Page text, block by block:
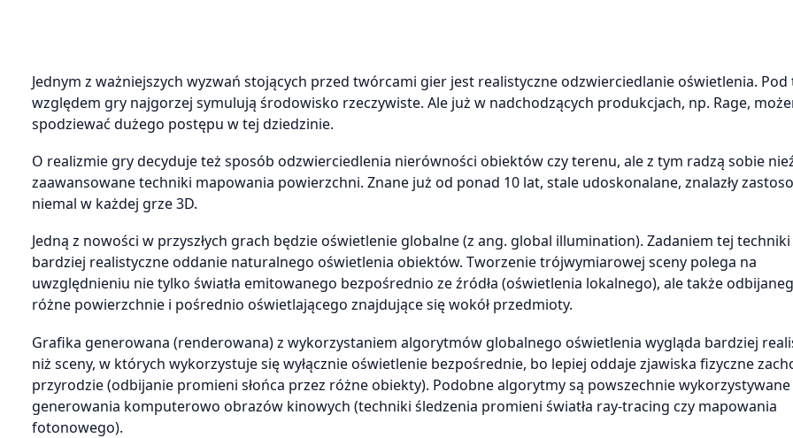
Jednym z ważniejszych wyzwań stojących przed twórcami gier jest realistyczne odzwierciedlanie oświetlenia. Pod
względem gry najgorzej symulują środowisko rzeczywiste. Ale już w nadchodzących produkcjach, np. Rage,
spodziewać dużego postępu w tej dziedzinie.
O realizmie gry decyduje też sposób odzwierciedlenia nierówności obiektów czy terenu, ale z tym radzą sobie
zaawansowane techniki mapowania powierzchni. Znane już od ponad 10 lat, stale udoskonalane, znalazły
niemal w każdej grze 3D.
Jedną z nowości w przyszłych grach będzie oświetlenie globalne (z ang. global illumination). Zadaniem tej
bardziej realistyczne oddanie naturalnego oświetlenia obiektów. Tworzenie trójwymiarowej sceny polega na
uwzględnieniu nie tylko światła emitowanego bezpośrednio ze źródła (oświetlenia lokalnego), ale także
różne powierzchnie i pośrednio oświetlającego znajdujące się wokół przedmioty.
Grafika generowana (renderowana) z wykorzystaniem algorytmów globalnego oświetlenia wygląda bardziej
niż sceny, w których wykorzystuje się wyłącznie oświetlenie bezpośrednie, bo lepiej oddaje zjawiska fizyczne
przyrodzie (odbijanie promieni słońca przez różne obiekty). Podobne algorytmy są powszechnie
generowania komputerowo obrazów kinowych (techniki śledzenia promieni światła ray-tracing czy mapowania
fotonowego).